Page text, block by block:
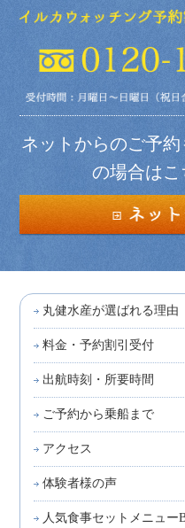
ネットからのご予
の場合は
丸健水産が選ばれる理由
料金・予約割引受付
出航時刻・所要時間
ご予約から乗船まで
アクセス
体験者様の声
人気食事セットメニュー